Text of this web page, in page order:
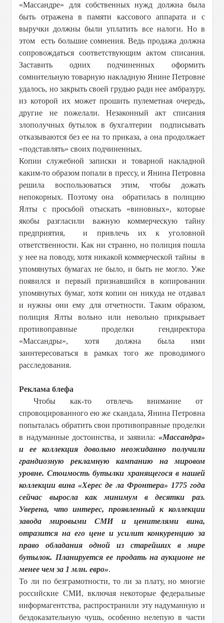
«Массандре» для собственных нужд должна была
быть отражена в памяти кассового аппарата и с
выручки должны были уплатить все налоги. Но в
этом есть большие сомнения. Ведь продажа должна
сопровождаться соответствующим актом списания.
Заставить одних подчиненных оформить
сомнительную товарную накладную Янине Петровне
удалось, но закрыть своей грудью ради нее амбразуру,
из которой их может прошить пулеметная очередь,
другие не пожелали. Незаконный акт списания
злополучных бутылок в бухгалтерии подписывать
отказываются без ее на то приказа, а она продолжает
«подставлять» своих подчиненных.
Копии служебной записки и товарной накладной
каким-то образом попали в прессу, и Янина Петровна
решила воспользоваться этим, чтобы дожать
непокорных. Поэтому она обратилась в полицию
Ялты с просьбой отыскать «виновных», которые
якобы разгласили важную коммерческую тайну
предприятия, и привлечь их к уголовной
ответственности. Как ни странно, но полиция пошла
у нее на поводу, хотя никакой коммерческой тайны в
упомянутых бумагах не было, и быть не могло. Уже
появился и первый признавшийся в копировании
упомянутых бумаг, хотя копии он никуда не отдавал
и нужны они ему для отчетности. Таким образом,
полиция Ялты вольно или невольно прикрывает
противоправные проделки гендиректора
«Массандры», хотя должна была ими
заинтересоваться в рамках того же проводимого
расследования.
Реклама блефа
Чтобы как-то отвлечь внимание от
спровоцированного ею же скандала, Янина Петровна
попыталась обратить свои противоправные проделки
в надуманные достоинства, и заявила: «Массандра»
и ее коллекция довольно неожиданно получили
грандиозную рекламную кампанию на мировом
уровне. Стоимость бутылки хранящегося в нашей
коллекции вина «Херес де ла Фронтера» 1775 года
сейчас выросла как минимум в десятки раз.
Уверена, что интерес, проявленный к коллекции
завода мировыми СМИ и ценителями вина,
отразится на его цене и усилит конкуренцию за
право обладания одной из старейших в мире
бутылок. Планируется ее продать на аукционе не
менее чем за 1 млн. евро».
То ли по безграмотности, то ли за плату, но многие
российские СМИ, включая некоторые федеральные
информагентства, распространили эту надуманную и
бездоказательную чушь, особенно нелепую в части